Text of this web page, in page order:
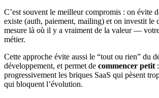
C’est souvent le meilleur compromis : on évite
existe (auth, paiement, mailing) et on investit le
mesure là où il y a vraiment de la valeur —
métier.
Cette approche évite aussi le “tout ou rien” du
développement, et permet de commencer petit
progressivement les briques SaaS qui pèsent
qui bloquent l’évolution.